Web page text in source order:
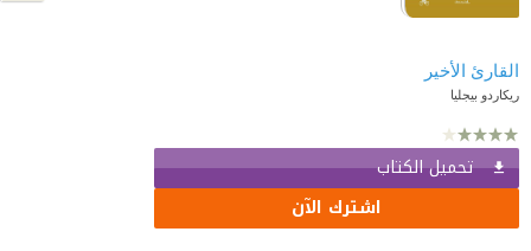
القارئ الأخير
ريكاردو بيجليا
تحميل الكتاب
اشترك الآن